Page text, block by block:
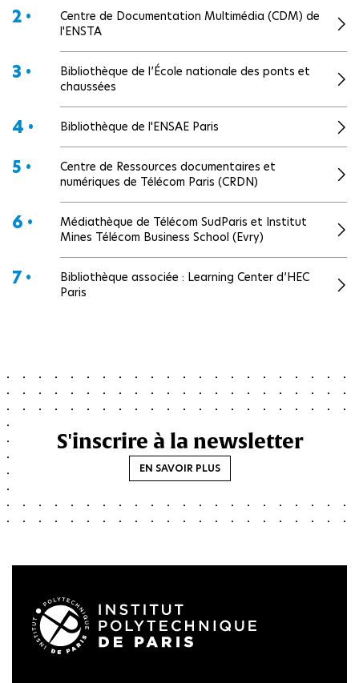
2 •
Centre de Documentation Multimédia (CDM) de
l'ENSTA
3 •
Bibliothèque de l’École nationale des ponts et
chaussées
4 • Bibliothèque de l'ENSAE Paris
5 •
Centre de Ressources documentaires et
numériques de Télécom Paris (CRDN)
6 •
Médiathèque de Télécom SudParis et Institut
Mines Télécom Business School (Evry)
7 •
Bibliothèque associée : Learning Center d’HEC
Paris
S'inscrire à la newsletter
EN SAVOIR PLUS